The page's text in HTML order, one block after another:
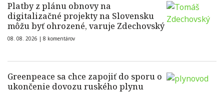
Platby z plánu obnovy na
digitalizačné projekty na Slovensku
môžu byť ohrozené, varuje Zdechovský
08. 08. 2026 | 8 komentárov
Greenpeace sa chce zapojiť do sporu o
ukončenie dovozu ruského plynu